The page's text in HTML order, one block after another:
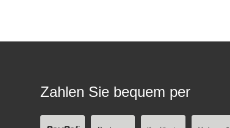
Zahlen Sie bequem per